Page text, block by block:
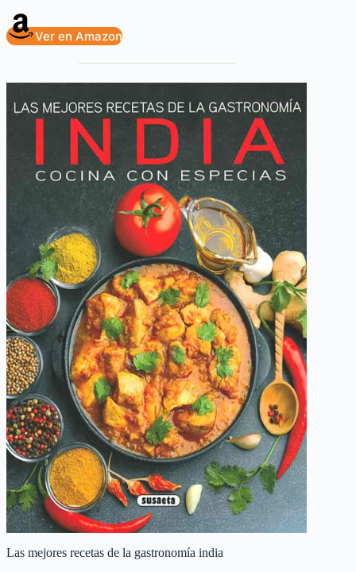
Ver en Amazon
Las mejores recetas de la gastronomía india